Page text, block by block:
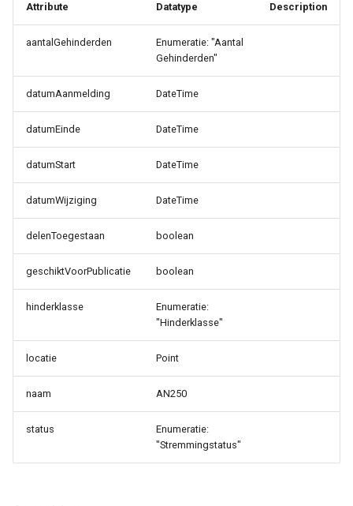
Attribute Datatype Description
aantalGehinderden
Enumeratie: "Aantal
Gehinderden"
datumAanmelding DateTime
datumEinde DateTime
datumStart DateTime
datumWijziging DateTime
delenToegestaan boolean
geschiktVoorPublicatie boolean
hinderklasse
Enumeratie:
"Hinderklasse"
locatie Point
naam AN250
status
Enumeratie:
"Stremmingstatus"